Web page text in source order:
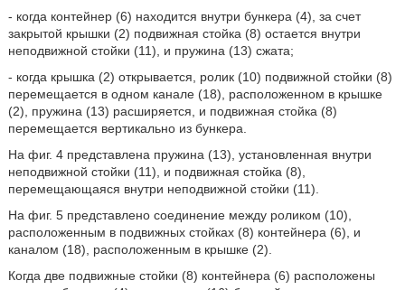
- когда контейнер (6) находится внутри бункера (4), за счет
закрытой крышки (2) подвижная стойка (8) остается внутри
неподвижной стойки (11), и пружина (13) сжата;
- когда крышка (2) открывается, ролик (10) подвижной стойки (8)
перемещается в одном канале (18), расположенном в крышке
(2), пружина (13) расширяется, и подвижная стойка (8)
перемещается вертикально из бункера.
На фиг. 4 представлена пружина (13), установленная внутри
неподвижной стойки (11), и подвижная стойка (8),
перемещающаяся внутри неподвижной стойки (11).
На фиг. 5 представлено соединение между роликом (10),
расположенным в подвижных стойках (8) контейнера (6), и
каналом (18), расположенным в крышке (2).
Когда две подвижные стойки (8) контейнера (6) расположены